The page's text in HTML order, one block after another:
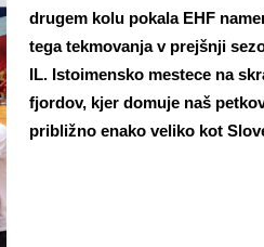
drugem kolu pokala EHF
tega tekmovanja v prejšnji
IL. Istoimensko mestece na
fjordov, kjer domuje naš
približno enako veliko kot